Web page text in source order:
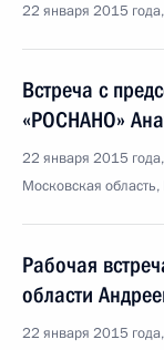
22 января 2015
Встреча с
«РОСНАНО»
22 января 2015
Московская
Рабочая
области
22 января 2015